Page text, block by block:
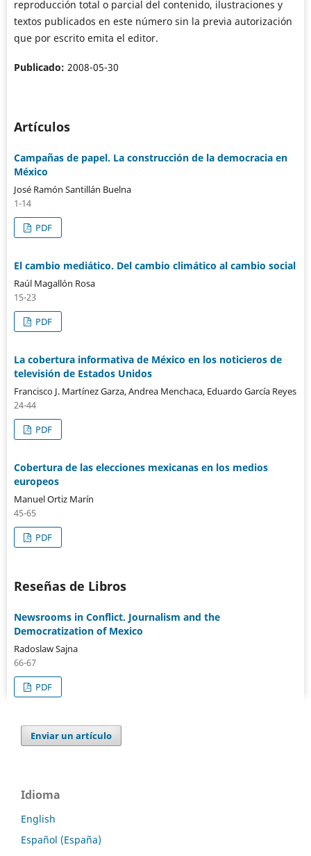
reproducción total o parcial del contenido, ilustraciones y
textos publicados en este número sin la previa autorización
que por escrito emita el editor.
Publicado: 2008-05-30
Artículos
Campañas de papel. La construcción de la democracia en
México
José Ramón Santillán Buelna
1-14
PDF
El cambio mediático. Del cambio climático al cambio social
Raúl Magallón Rosa
15-23
PDF
La cobertura informativa de México en los noticieros de
televisión de Estados Unidos
Francisco J. Martínez Garza, Andrea Menchaca, Eduardo García Reyes
24-44
PDF
Cobertura de las elecciones mexicanas en los medios
europeos
Manuel Ortiz Marín
45-65
PDF
Reseñas de Libros
Newsrooms in Conflict. Journalism and the
Democratization of Mexico
Radoslaw Sajna
66-67
PDF
Enviar un artículo
Idioma
English
Español (España)